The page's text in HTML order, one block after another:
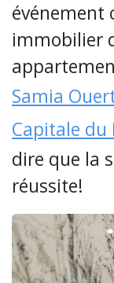
événement
immobilier
Samia
Capitale du
dire que la
réussite!